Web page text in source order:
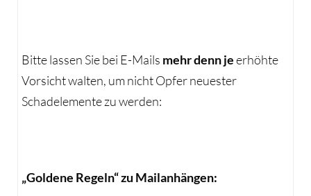
Bitte lassen Sie bei E-Mails mehr denn jeerhöhte
Vorsicht walten, um nicht Opfer neuester
Schadelemente zu werden:
„Goldene Regeln“ zu Mailanhängen: